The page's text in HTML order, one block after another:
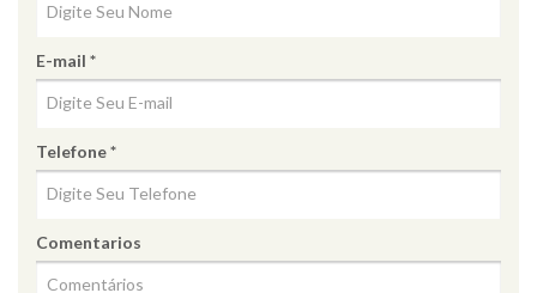
E-mail *
Telefone *
Comentarios